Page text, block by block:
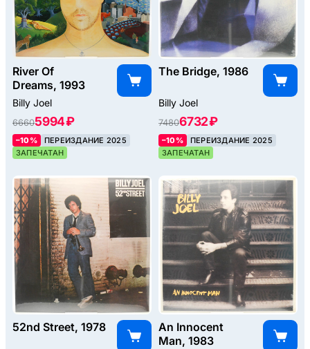
River Of
Dreams, 1993
Billy Joel
66605994 ₽
–10%
ПЕРЕИЗДАНИЕ 2025
ЗАПЕЧАТАН
The Bridge, 1986
Billy Joel
74806732 ₽
–10%
ПЕРЕИЗДАНИЕ 2025
ЗАПЕЧАТАН
52nd Street, 1978
An Innocent
Man, 1983